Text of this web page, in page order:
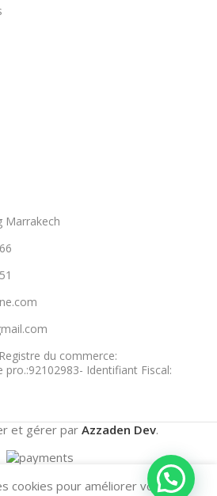
Marrakech
du commerce:
Identifiant Fiscal:
et gérer par Azzaden Dev.
cookies pour améliorer votre